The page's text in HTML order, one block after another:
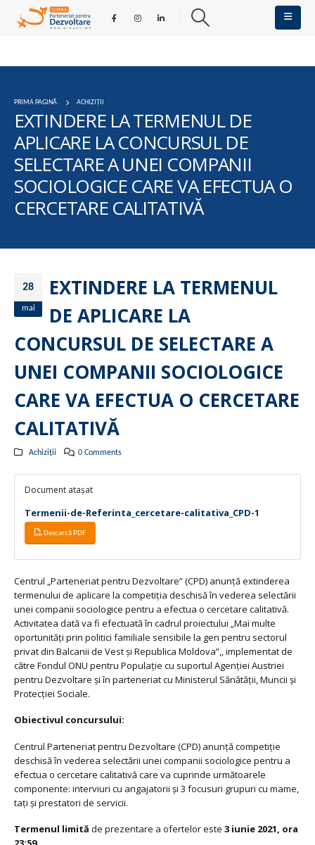
PRIMA PAGINĂ ACHIZIȚII
EXTINDERE LA TERMENUL DE
APLICARE LA CONCURSUL DE
SELECTARE A UNEI COMPANII
SOCIOLOGICE CARE VA EFECTUA O
CERCETARE CALITATIVĂ
28
mai
EXTINDERE LA TERMENUL
DE APLICARE LA
CONCURSUL DE SELECTARE A
UNEI COMPANII SOCIOLOGICE
CARE VA EFECTUA O CERCETARE
CALITATIVĂ
Achiziții 0 Comments
Document atașat
Termenii-de-Referinta_cercetare-calitativa_CPD-1
Descarcă PDF
Centrul „Parteneriat pentru Dezvoltare” (CPD) anunţă extinderea
termenului de aplicare la competiția deschisă în vederea selectării
unei companii sociologice pentru a efectua o cercetare calitativă.
Activitatea dată va fi efectuată în cadrul proiectului „Mai multe
oportunități prin politici familiale sensibile la gen pentru sectorul
privat din Balcanii de Vest și Republica Moldova”,, implementat de
către Fondul ONU pentru Populație cu suportul Agenției Austriei
pentru Dezvoltare şi în parteneriat cu Ministerul Sănătății, Muncii și
Protecției Sociale.
Obiectivul concursului:
Centrul Parteneriat pentru Dezvoltare (CPD) anunță competiție
deschisă în vederea selectării unei companii sociologice pentru a
efectua o cercetare calitativă care va cuprinde următoarele
componente: interviuri cu angajatorii și 3 focusuri grupuri cu mame,
tați și prestatori de servicii.
Termenul limită de prezentare a ofertelor este 3 iunie 2021, ora